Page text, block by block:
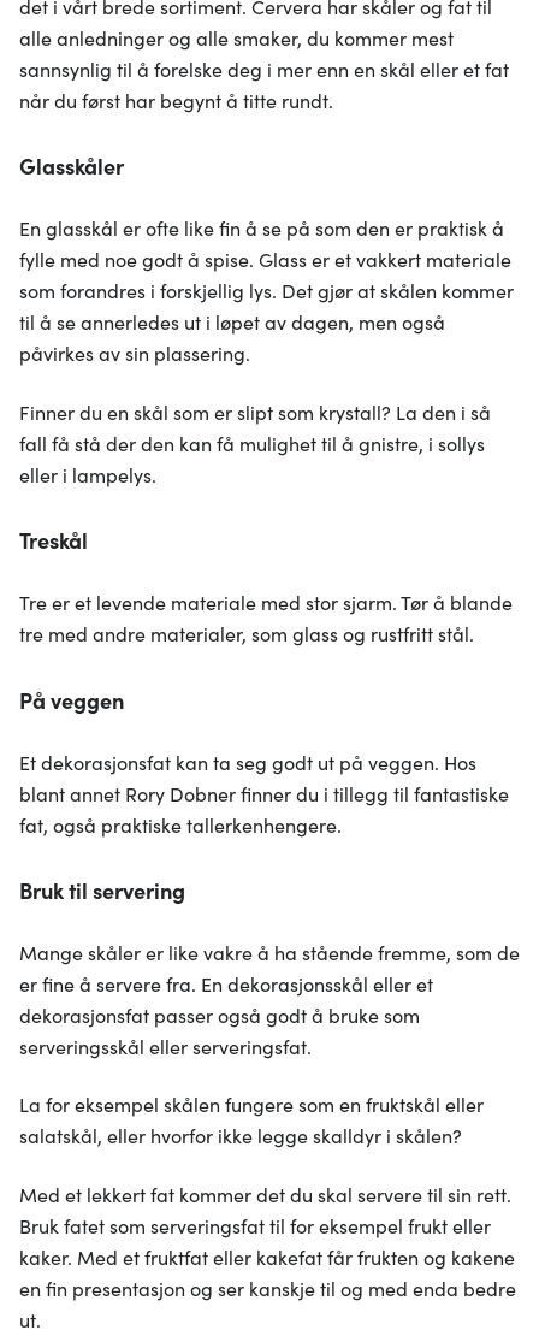
det i vårt brede sortiment. Cervera har skåler og fat til
alle anledninger og alle smaker, du kommer mest
sannsynlig til å forelske deg i mer enn en skål eller et fat
når du først har begynt å titte rundt.
Glasskåler
En glasskål er ofte like fin å se på som den er praktisk å
fylle med noe godt å spise. Glass er et vakkert materiale
som forandres i forskjellig lys. Det gjør at skålen kommer
til å se annerledes ut i løpet av dagen, men også
påvirkes av sin plassering.
Finner du en skål som er slipt som krystall? La den i så
fall få stå der den kan få mulighet til å gnistre, i sollys
eller i lampelys.
Treskål
Tre er et levende materiale med stor sjarm. Tør å blande
tre med andre materialer, som glass og rustfritt stål.
På veggen
Et dekorasjonsfat kan ta seg godt ut på veggen. Hos
blant annet Rory Dobner finner du i tillegg til fantastiske
fat, også praktiske tallerkenhengere.
Bruk til servering
Mange skåler er like vakre å ha stående fremme, som de
er fine å servere fra. En dekorasjonsskål eller et
dekorasjonsfat passer også godt å bruke som
serveringsskål eller serveringsfat.
La for eksempel skålen fungere som en fruktskål eller
salatskål, eller hvorfor ikke legge skalldyr i skålen?
Med et lekkert fat kommer det du skal servere til sin rett.
Bruk fatet som serveringsfat til for eksempel frukt eller
kaker. Med et fruktfat eller kakefat får frukten og kakene
en fin presentasjon og ser kanskje til og med enda bedre
ut.